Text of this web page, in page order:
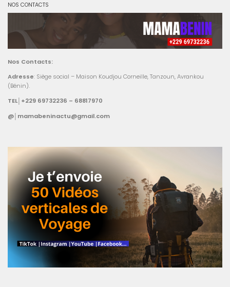
NOS CONTACTS
Nos Contacts:
Adresse: Siège social – Maison Koudjou Corneille, Tanzoun, Avrankou
(Bénin).
TEL│+229 69732236 – 68817970
@│mamabeninactu@gmail.com